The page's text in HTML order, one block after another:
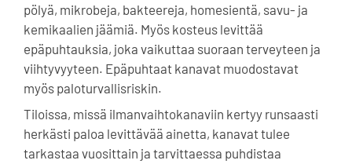
pölyä, mikrobeja, bakteereja, homesientä, savu- ja
kemikaalien jäämiä. Myös kosteus levittää
epäpuhtauksia, joka vaikuttaa suoraan terveyteen ja
viihtyvyyteen. Epäpuhtaat kanavat muodostavat
myös paloturvallisriskin.
Tiloissa, missä ilmanvaihtokanaviin kertyy runsaasti
herkästi paloa levittävää ainetta, kanavat tulee
tarkastaa vuosittain ja tarvittaessa puhdistaa